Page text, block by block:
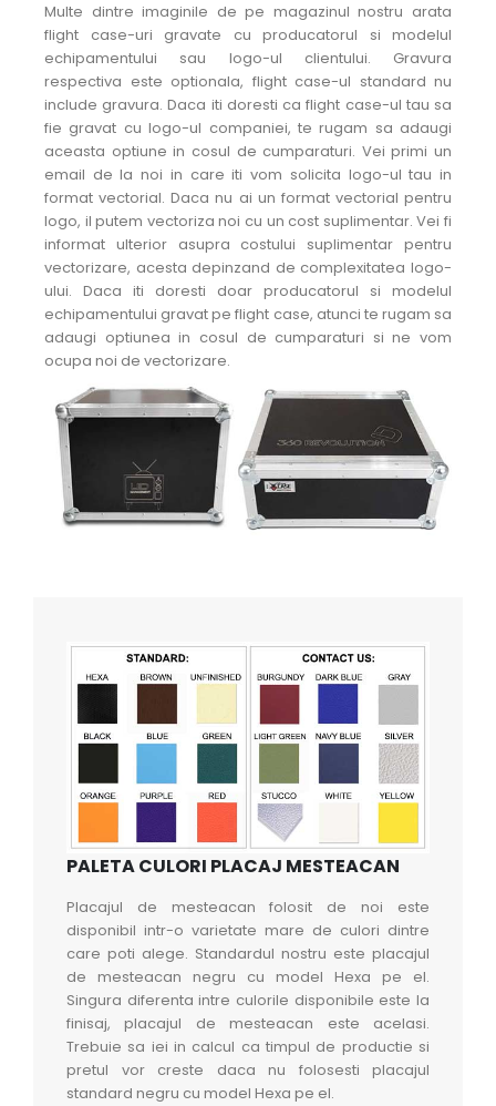
Multe dintre imaginile de pe magazinul nostru arata
flight case-uri gravate cu producatorul si modelul
echipamentului sau logo-ul clientului. Gravura
respectiva este optionala, flight case-ul standard nu
include gravura. Daca iti doresti ca flight case-ul tau sa
fie gravat cu logo-ul companiei, te rugam sa adaugi
aceasta optiune in cosul de cumparaturi. Vei primi un
email de la noi in care iti vom solicita logo-ul tau in
format vectorial. Daca nu ai un format vectorial pentru
logo, il putem vectoriza noi cu un cost suplimentar. Vei fi
informat ulterior asupra costului suplimentar pentru
vectorizare, acesta depinzand de complexitatea logo-
ului. Daca iti doresti doar producatorul si modelul
echipamentului gravat pe flight case, atunci te rugam sa
adaugi optiunea in cosul de cumparaturi si ne vom
ocupa noi de vectorizare.
PALETA CULORI PLACAJ MESTEACAN
Placajul de mesteacan folosit de noi este
disponibil intr-o varietate mare de culori dintre
care poti alege. Standardul nostru este placajul
de mesteacan negru cu model Hexa pe el.
Singura diferenta intre culorile disponibile este la
finisaj, placajul de mesteacan este acelasi.
Trebuie sa iei in calcul ca timpul de productie si
pretul vor creste daca nu folosesti placajul
standard negru cu model Hexa pe el.